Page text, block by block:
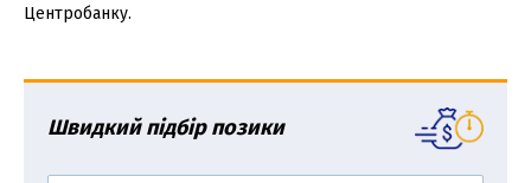
Центробанку.
Швидкий підбір позики